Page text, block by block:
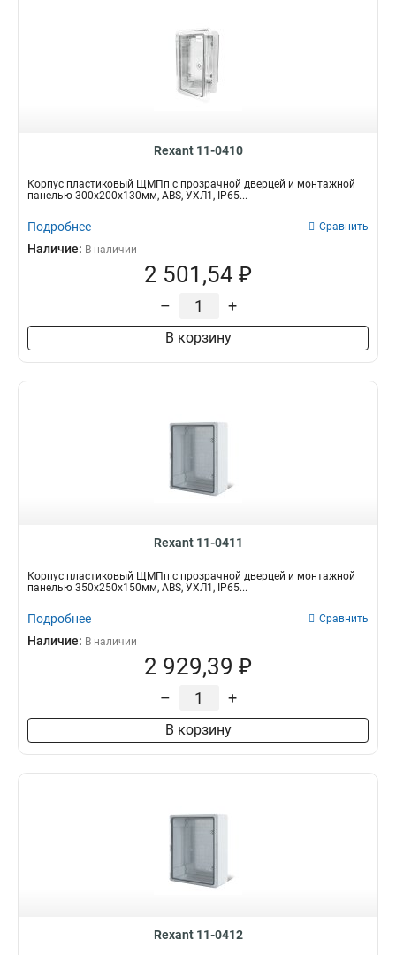
Rexant 11-0410
Корпус пластиковый ЩМПп с прозрачной дверцей и монтажной
панелью 300х200х130мм, ABS, УХЛ1, IP65...
Подробнее Сравнить
Наличие: В наличии
2 501,54 ₽
– +
В корзину
Rexant 11-0411
Корпус пластиковый ЩМПп с прозрачной дверцей и монтажной
панелью 350х250х150мм, ABS, УХЛ1, IP65...
Подробнее Сравнить
Наличие: В наличии
2 929,39 ₽
– +
В корзину
Rexant 11-0412